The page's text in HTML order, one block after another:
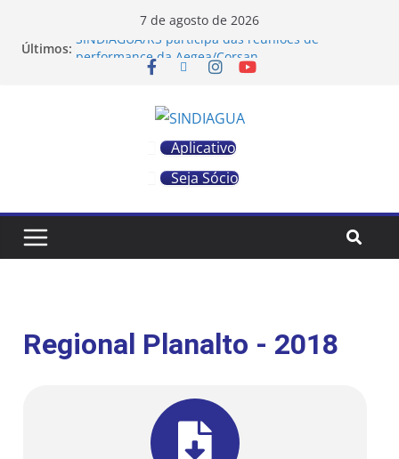
7 de agosto de 2026
Últimos: SINDIÁGUA/RS participa das reuniões de
performance da Aegea/Corsan
Boleto do IPE Saúde com vencimento em 10/08
SINDIÁGUA/RS participa de mediação com a
COMUNICADO: CORSAN vai à Justiça e derruba
liminar do IPE Saúde dos aposentados/as
SINDIÁGUA/RS recebe presidente da Associação
Esgoto e Energia
Aplicativo
Seja Sócio
Regional Planalto - 2018